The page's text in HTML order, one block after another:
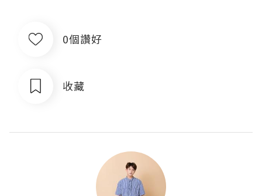
0個讚好
收藏